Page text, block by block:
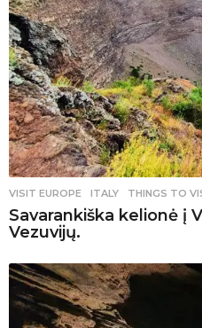
VISIT EUROPE ITALY ,THINGS TO
Savarankiška kelionė į
Vezuvijų.